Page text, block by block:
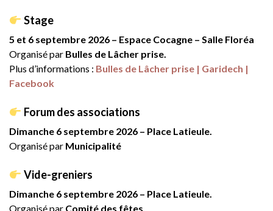
Stage
5 et 6 septembre 2026 – Espace Cocagne – Salle Floréa
Organisé par Bulles de Lâcher prise.
Plus d’informations : Bulles de Lâcher prise | Garidech |
Facebook
Forum des associations
Dimanche 6 septembre 2026 – Place Latieule.
Organisé par Municipalité
Vide-greniers
Dimanche 6 septembre 2026 – Place Latieule.
Organisé par Comité des fêtes